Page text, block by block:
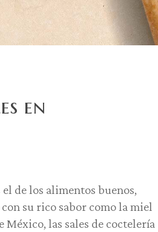
en
de los alimentos buenos,
su rico sabor como la miel
las sales de coctelería